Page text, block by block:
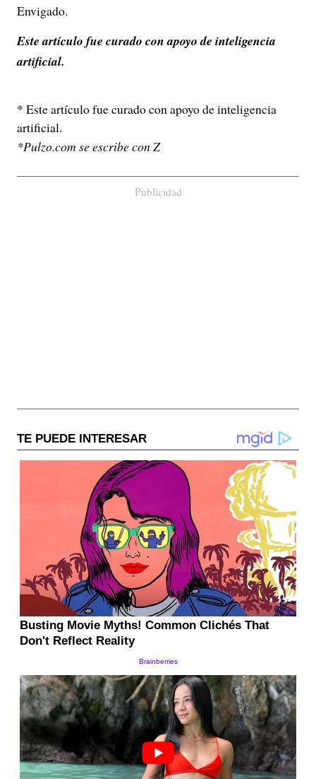
Envigado.
Este artículo fue curado con apoyo de inteligencia
artificial.
* Este artículo fue curado con apoyo de inteligencia
artificial.
*Pulzo.com se escribe con Z
Publicidad